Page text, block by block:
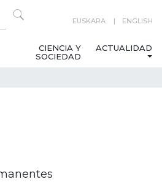
EUSKARA ENGLISH
CIENCIA Y
SOCIEDAD
ACTUALIDAD